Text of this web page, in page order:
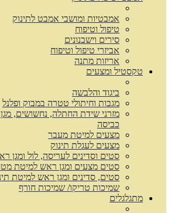
אמבטיות ומושבי אמבט לתינוק
טיפול וטיפוח
סירים וישבנונים
אביזרי טיפול וטיפוח
אריזות מתנה
טקסטיל ומצעים
ביגוד והלבשה
מגבות וחיתולי טטרה במבוק ופלנל
מזרני שידת החתלה, נחשושים,
כביסה
מצעים למיטת מעבר
מצעים לעגלת תינוק
סטים וסדינים לעריסה, לול ומגן
סטים מצעים ומגן ראש למיטת
סטים, סדינים ומגן ראש למיטת
שמיכות טריקו/ שמיכות חורף
מתגלגלים